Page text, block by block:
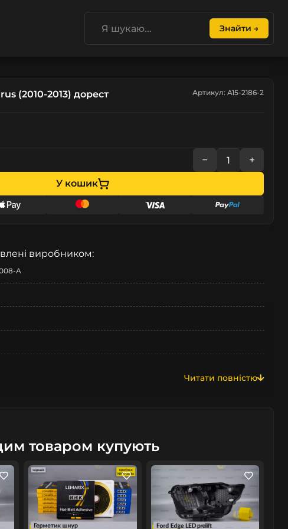
Знайти →
(2010-2013) дорест
Артикул: A15-2186-2
− +
У кошик
виробником:
A
Читати повністю
товаром купують